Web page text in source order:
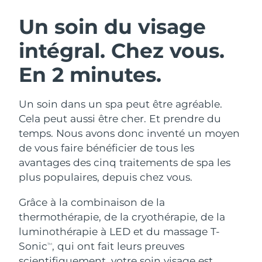
Un soin du visage
intégral. Chez vous.
En 2 minutes.
Un soin dans un spa peut être agréable.
Cela peut aussi être cher. Et prendre du
temps. Nous avons donc inventé un moyen
de vous faire bénéficier de tous les
avantages des cinq traitements de spa les
plus populaires, depuis chez vous.
Grâce à la combinaison de la
thermothérapie, de la cryothérapie, de la
luminothérapie à LED et du massage T-
SonicTM, qui ont fait leurs preuves
Nettoyage du visage
Anti-aging massage
LUNA™ 4 Plus
Massage, LED heating
LUNA™ 4 Men
For men, anti-aging massage
Lifting
Microcurrent toning
BEAR™ 2 go
Microcurrent toning on-the-go
BEAR™ 2 eyes & lips
Microcurrent line smoothing device
Hydratation
UFO™ 3 coffret
Deep facial hydration
UFO™ 3 LED
Near-infrared and red light therapy
device
Soin bucco-dentaire
issa™ 4
Hybrid silicone sonic toothbrush
issa™ 4 plus
Smart hybrid silicone sonic toothbrush
FAQ™ TRAITEMENT ANTI-ÂGE
Anti-âge Traitements LED
NEW
Autriche Livraison estimée
Bahreïn Livraison estimée11/08/26
Belgique Livraison estimée
Bermudes Livraison estimée16/08/26
Bosnie-Herzégovine Livraison estimée
Bulgarie Livraison estimée
Canada Livraison estimée 14/08/26
Chili Livraison estimée 14/08/26